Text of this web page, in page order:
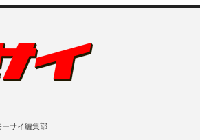
サイ編集部